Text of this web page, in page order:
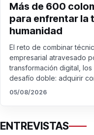
Más de 600
para enfrentar la
humanidad
El reto de combinar
empresarial atravesado
transformación digital,
desafío doble: adquirir
05/08/2026
ENTREVISTAS